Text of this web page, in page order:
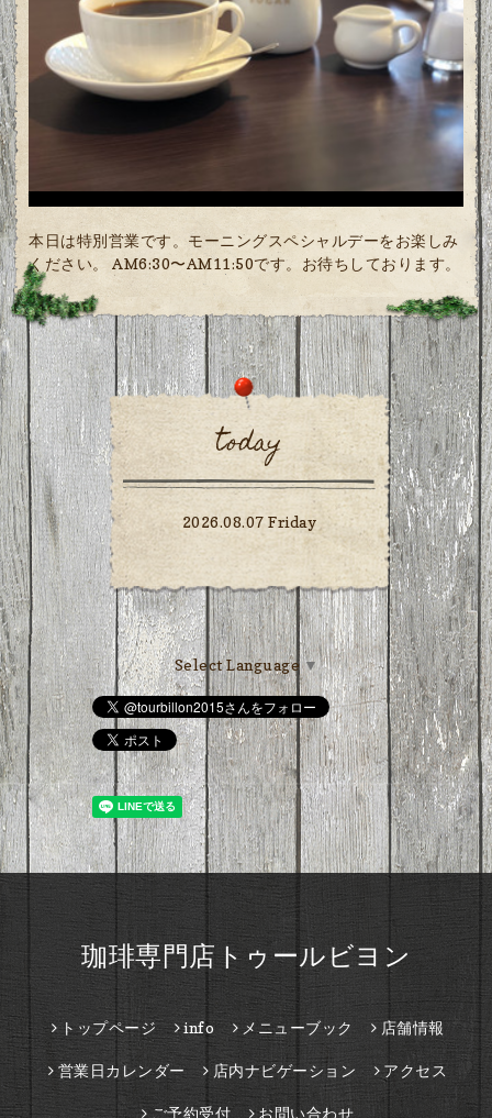
本日は特別営業です。モーニングスペシャルデーをお楽しみ
ください。 AM6:30〜AM11:50です。お待ちしております。
today
2026.08.07 Friday
Select Language▼
珈琲専門店トゥールビヨン
トップページ info メニューブック 店舗情報
営業日カレンダー 店内ナビゲーション アクセス
ご予約受付 お問い合わせ